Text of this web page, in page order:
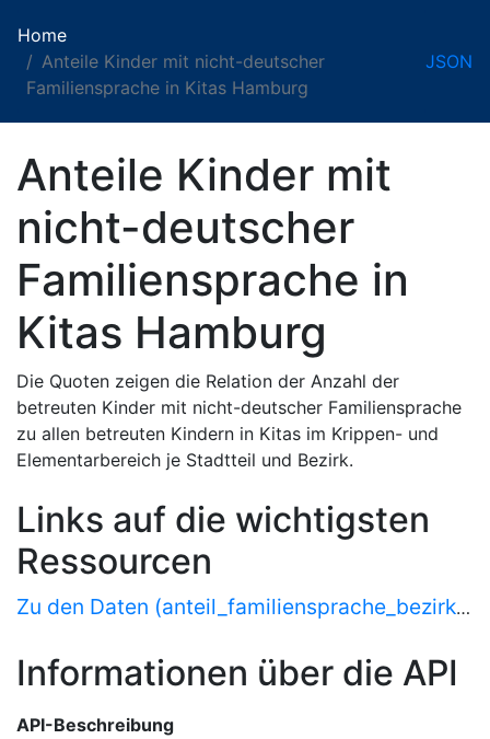
Home
Anteile Kinder mit nicht-deutscher
Familiensprache in Kitas Hamburg
JSON
Anteile Kinder mit
nicht-deutscher
Familiensprache in
Kitas Hamburg
Die Quoten zeigen die Relation der Anzahl der
betreuten Kinder mit nicht-deutscher Familiensprache
zu allen betreuten Kindern in Kitas im Krippen- und
Elementarbereich je Stadtteil und Bezirk.
Links auf die wichtigsten
Ressourcen
Zu den Daten (anteil_familiensprache_bezirke, anteil_familiensprache_stadtteile)
Informationen über die API
API-Beschreibung